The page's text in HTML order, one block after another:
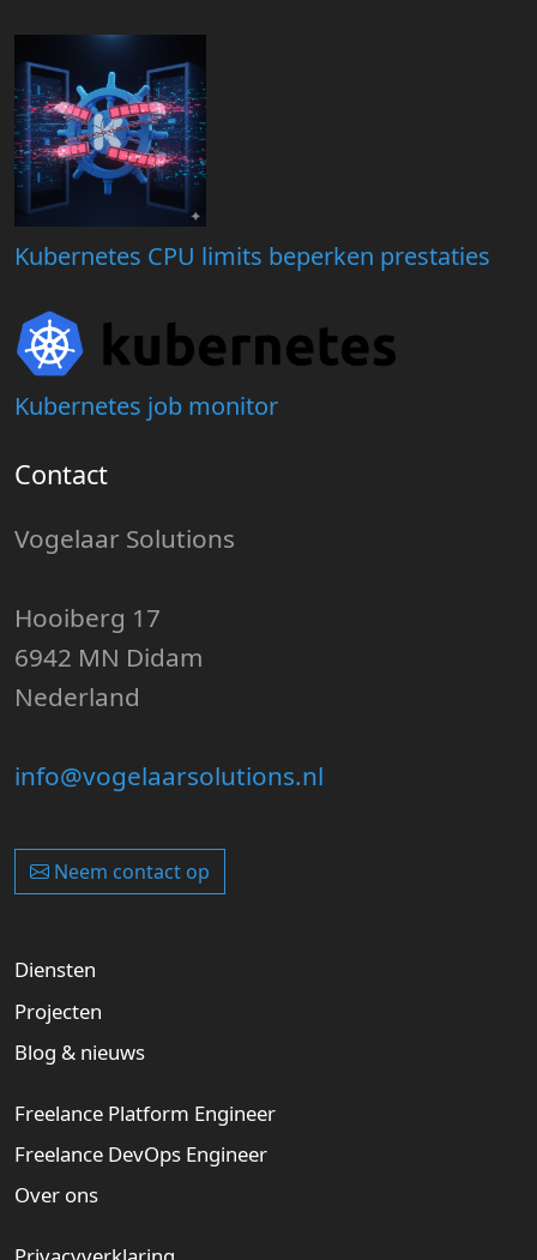
Kubernetes CPU limits beperken prestaties
Kubernetes job monitor
Contact
Vogelaar Solutions
Hooiberg 17
6942 MN Didam
Nederland
info@vogelaarsolutions.nl
Neem contact op
Diensten
Projecten
Blog & nieuws
Freelance Platform Engineer
Freelance DevOps Engineer
Over ons